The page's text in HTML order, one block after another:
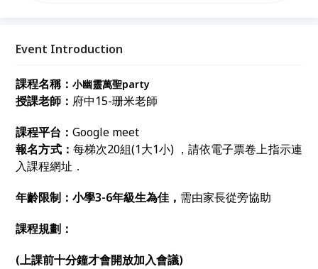
Event Introduction
課程名稱：小幽靈萬聖party
授課老師： 府中15-珊米老師
課程平台：Google meet
報名方式： 每梯次20組(1大1小) ，請依電子票卷上指示連
入課程網址．
年齡限制：小學3-6年級生為佳， 需由家長從旁協助
課程規劃 ：
(上課前十分鐘才會開放加入會議)